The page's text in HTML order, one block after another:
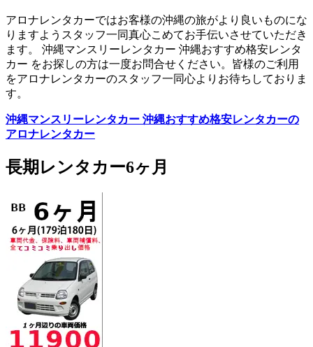
アロナレンタカーではお客様の沖縄の旅がより良いものにな
りますようスタッフ一同真心こめてお手伝いさせていただき
ます。 沖縄マンスリーレンタカー 沖縄おすすめ格安レンタ
カー をお探しの方は一度お問合せください。皆様のご利用
をアロナレンタカーのスタッフ一同心よりお待ちしておりま
す。
沖縄マンスリーレンタカー 沖縄おすすめ格安レンタカーの
アロナレンタカー
長期レンタカー6ヶ月